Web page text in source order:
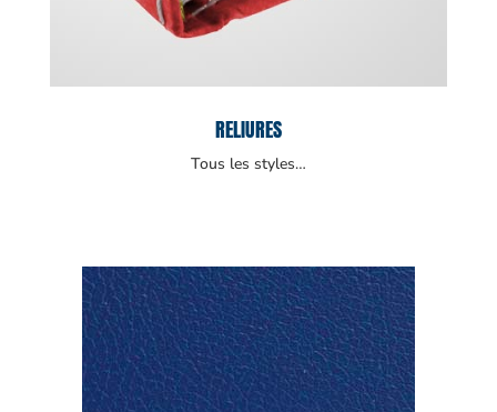
RELIURES
Tous les styles…